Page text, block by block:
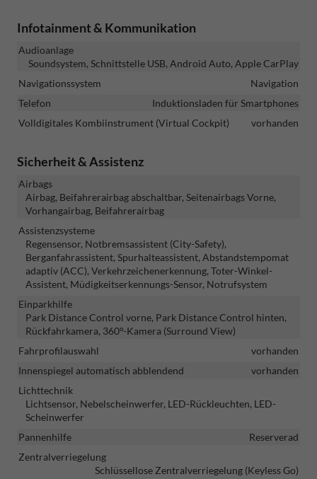
Infotainment & Kommunikation
Audioanlage
Soundsystem, Schnittstelle USB, Android Auto, Apple CarPlay
Navigationssystem
Navigation
Telefon
Induktionsladen für Smartphones
Volldigitales Kombiinstrument (Virtual Cockpit)
vorhanden
Sicherheit & Assistenz
Airbags
Airbag, Beifahrerairbag abschaltbar, Seitenairbags Vorne,
Vorhangairbag, Beifahrerairbag
Assistenzsysteme
Regensensor, Notbremsassistent (City-Safety),
Berganfahrassistent, Spurhalteassistent, Abstandstempomat
adaptiv (ACC), Verkehrzeichenerkennung, Toter-Winkel-
Assistent, Müdigkeitserkennungs-Sensor, Notrufsystem
Einparkhilfe
Park Distance Control vorne, Park Distance Control hinten,
Rückfahrkamera, 360°-Kamera (Surround View)
Fahrprofilauswahl
vorhanden
Innenspiegel automatisch abblendend
vorhanden
Lichttechnik
Lichtsensor, Nebelscheinwerfer, LED-Rückleuchten, LED-
Scheinwerfer
Pannenhilfe
Reserverad
Zentralverriegelung
Schlüssellose Zentralverriegelung (Keyless Go)